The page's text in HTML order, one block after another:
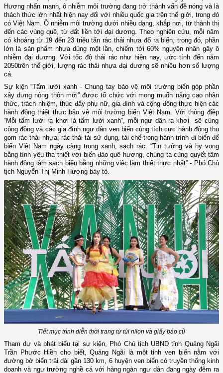
Hương nhấn mạnh, ô nhiễm môi trường đang trở thành vấn đề nóng và là
thách thức lớn nhất hiện nay đối với nhiều quốc gia trên thế giới, trong đó
có Việt Nam. Ô nhiễm môi trường dưới nhiều dạng, khắp nơi, từ thành thị
đến các vùng quê từ đất liền tới đại dương. Theo nghiên cứu, mỗi năm
có khoảng từ 19 đến 23 triệu tấn rác thải nhựa đổ ra biển, trong đó, phần
lớn là sản phẩm nhựa dùng một lần, chiếm tới 60% nguyên nhân gây ô
nhiễm đại dương. Với tốc độ thải rác như hiện nay, ước tính đến năm
2050trên thế giới, lượng rác thải nhựa đại dương sẽ nhiều hơn số lượng
cá.
Sự kiện “Tấm lưới xanh - Chung tay bảo vệ môi trường biển góp phần
xây dựng nông thôn mới” được tổ chức với mong muốn nâng cao nhận
thức, trách nhiệm, thúc đẩy phụ nữ, gia đình và cộng đồng thực hiện các
hành động thiết thực bảo vệ môi trường biển Việt Nam
Với thông điệp
“Mỗi tấm lưới ra khơi là tấm lưới xanh” mỗingư dân ra khơi
sẽ cùng
cộng đồng và các gia đình ngư dân ven biển cùng tích cực hành động thu
gom rác thải nhựa, rác thải tái sử dụng, tái chế trong hành trình đi biển để
biển Việt Nam ngày càng trong xanh, sạch rác. “Tin tưởng và hy vọng
bằng tình yêu tha thiết với biển đảo quê hương, chúng ta cùng quyết tâm
hành động làm sạch biển bằng những việc làm thiết thực nhất”- Phó Chủ
tịch Nguyễn Thị Minh Hương bày tỏ.
Tiết mục trình diễn thời trang từ túi nilon và giấy báo cũ
Tham dự và phát biểu tại sự kiện,
Phó Chủ tịch UBND tỉnh Quảng Ngãi
Trần Phước Hiền cho biết, Quảng Ngãi là một tỉnh ven biển nằm với
đường bờ biển trải dài gần 130 km, 6 huyện ven biển có truyền thống kinh
doanh và ngư trường nghề cá với hàng ngàn ngư dân đang ngày đêm ra